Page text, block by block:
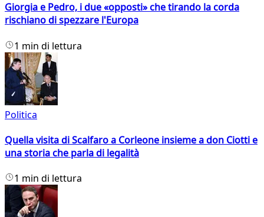
Giorgia e Pedro, i due «opposti» che tirando la corda
rischiano di spezzare l'Europa
1 min di lettura
Politica
Quella visita di Scalfaro a Corleone insieme a don Ciotti e
una storia che parla di legalità
1 min di lettura